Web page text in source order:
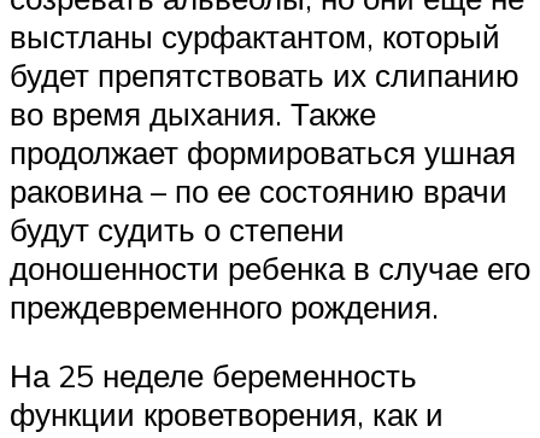
выстланы сурфактантом, который
будет препятствовать их слипанию
во время дыхания. Также
продолжает формироваться ушная
раковина – по ее состоянию врачи
будут судить о степени
доношенности ребенка в случае его
преждевременного рождения.
На 25 неделе беременность
функции кроветворения, как и